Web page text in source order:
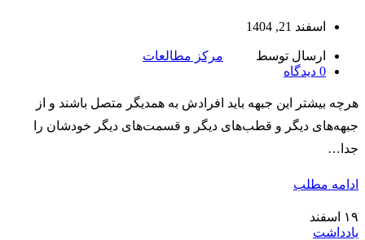
اسفند 21, 1404
ارسال توسط
مرکز مطالعات
0 دیدگاه
هرچه بیشتر این جبهه باید افرادش به همدیگر متصل باشند و از
جبهه‌های دیگر و قطب‌های دیگر و قسمت‌های دیگر خودشان را
جدا…
ادامه مطلب
۱۹
اسفند
یادداشت